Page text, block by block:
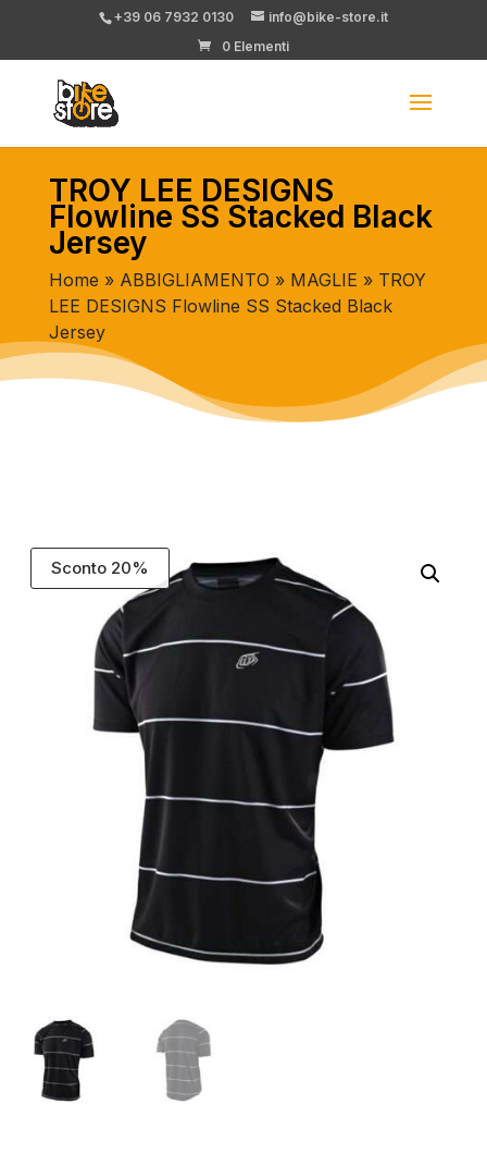
+39 06 7932 0130
info@bike-store.it
0 Elementi
TROY LEE DESIGNS
Flowline SS Stacked Black
Jersey
Home » ABBIGLIAMENTO » MAGLIE » TROY
LEE DESIGNS Flowline SS Stacked Black
Jersey
Sconto 20%